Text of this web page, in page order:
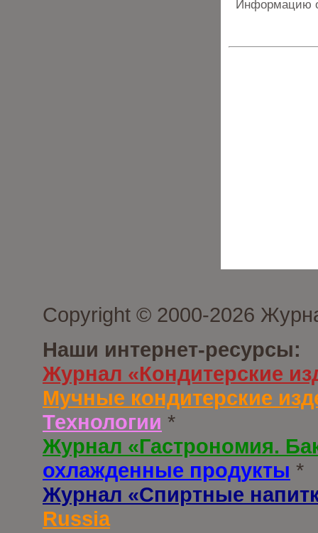
Информацию
Copyright © 2000-2026
Наши интернет-ресурсы:
Журнал «Кондитерские
Мучные кондитерские
Технологии *
Журнал «Гастрономия.
охлажденные продукты *
Журнал «Спиртные
Russia